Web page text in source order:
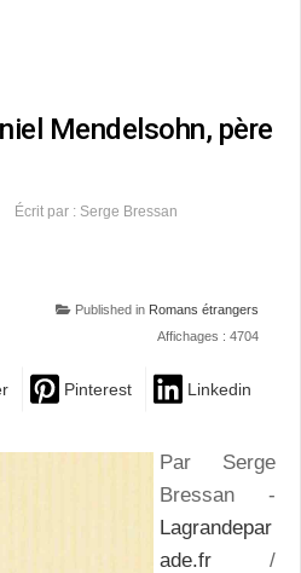
Mendelsohn, père
Écrit par : Serge Bressan
Published in Romans étrangers
Affichages : 4704
Pinterest Linkedin
Par Serge
Bressan -
Lagrandepar
ade.fr /